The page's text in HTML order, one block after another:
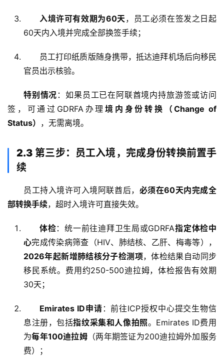
入境许可有效期为60天，员工必须在签发之日起
60天内入境并完成全部换签手续 ；
员工打印纸质版随身携带，抵达迪拜机场后向移民
官员出示核验。
特别情况 ：如果员工已在阿联酋境内持旅游签或访问
签，可通过GDRFA办理 境内身份转换（Change of
Status） ，无需离境。
2.3 第三步：员工入境，完成身份转换前置手
续
员工持入境许可入境阿联酋后， 必须在60天内完成全
部转换手续，超时入境许可直接失效。
体检：统一前往迪拜卫生局或GDRFA指定体检中
心完成传染病筛查（HIV、肺结核、乙肝、梅毒等），
2026年起新增肺结核分子检测项，体检结果自动同步
移民系统。费用约250-500迪拉姆，体检报告有效期
30天 ；
Emirates ID申请 ：前往ICP授权中心提交生物信
息注册，包括指纹采集和人像拍照。Emirates ID费用
为每年100迪拉姆 （两年期签证为200迪拉姆外加服务
费）
；